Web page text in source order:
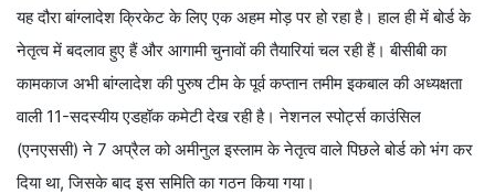
यह दौरा बांग्लादेश क्रिकेट के लिए एक अहम मोड़ पर हो रहा है। हाल ही में बोर्ड के
नेतृत्व में बदलाव हुए हैं और आगामी चुनावों की तैयारियां चल रही हैं। बीसीबी का
कामकाज अभी बांग्लादेश की पुरुष टीम के पूर्व कप्तान तमीम इकबाल की अध्यक्षता
वाली 11-सदस्यीय एडहॉक कमेटी देख रही है। नेशनल स्पोर्ट्स काउंसिल
(एनएससी) ने 7 अप्रैल को अमीनुल इस्लाम के नेतृत्व वाले पिछले बोर्ड को भंग कर
दिया था, जिसके बाद इस समिति का गठन किया गया।